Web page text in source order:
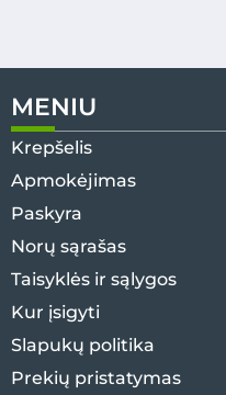
MENIU
Krepšelis
Apmokėjimas
Paskyra
Norų sąrašas
Taisyklės ir sąlygos
Kur įsigyti
Slapukų politika
Prekių pristatymas